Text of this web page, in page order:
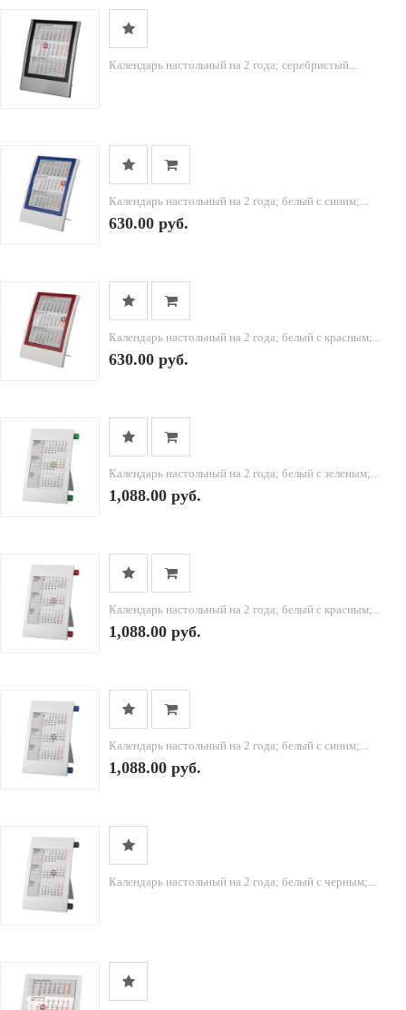
Календарь настольный на 2 года; серебристый...
Календарь настольный на 2 года; белый с синим;...
630.00 руб.
Календарь настольный на 2 года; белый с красным;...
630.00 руб.
Календарь настольный на 2 года; белый с зеленым;...
1,088.00 руб.
Календарь настольный на 2 года; белый с красным;...
1,088.00 руб.
Календарь настольный на 2 года; белый с синим;...
1,088.00 руб.
Календарь настольный на 2 года; белый с черным;...